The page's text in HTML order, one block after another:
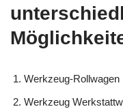
Werkzeug-Rollwagen
Werkzeug